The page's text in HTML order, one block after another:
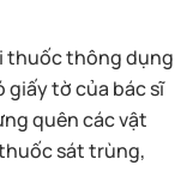
thuốc thông dụng
giấy tờ của bác sĩ
quên các vật
sát trùng,